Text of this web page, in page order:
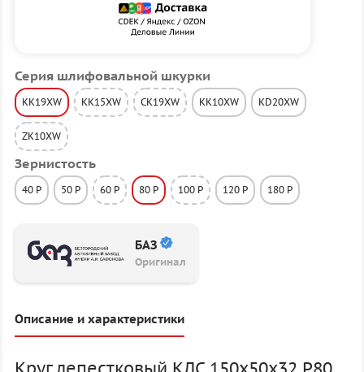
Серия шлифовальной шкурки
KK19XW KK15XW CK19XW KK10XW KD20XW
ZK10XW
Зернистость
40 P 50 P 60 P 80 P 100 P 120 P 180 P
БАЗ
Оригинал
Описание и характеристики